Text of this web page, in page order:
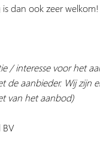
dan ook zeer welkom!
/ interesse voor het
de aanbieder. Wij zijn
van het aanbod)
BV